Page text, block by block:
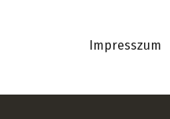
Impresszum